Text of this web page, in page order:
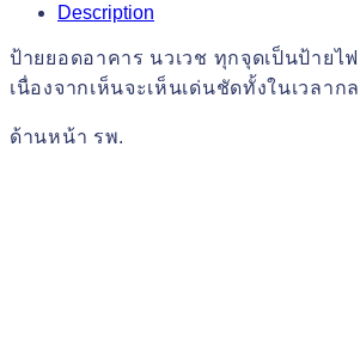
Description
ป้ายยอดอาคาร นวเวช ทุกจุดเป็นป้ายไ
เนื่องจากเห็นจะเห็นเด่นชัดทั้งในเวลา
ด้านหน้า รพ.